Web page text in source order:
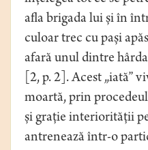
afla brigada lui și în
culoar trec cu pași
afară unul dintre
[2, p. 2]. Acest „iată”
moartă, prin
și grație interiorității
antrenează într-o